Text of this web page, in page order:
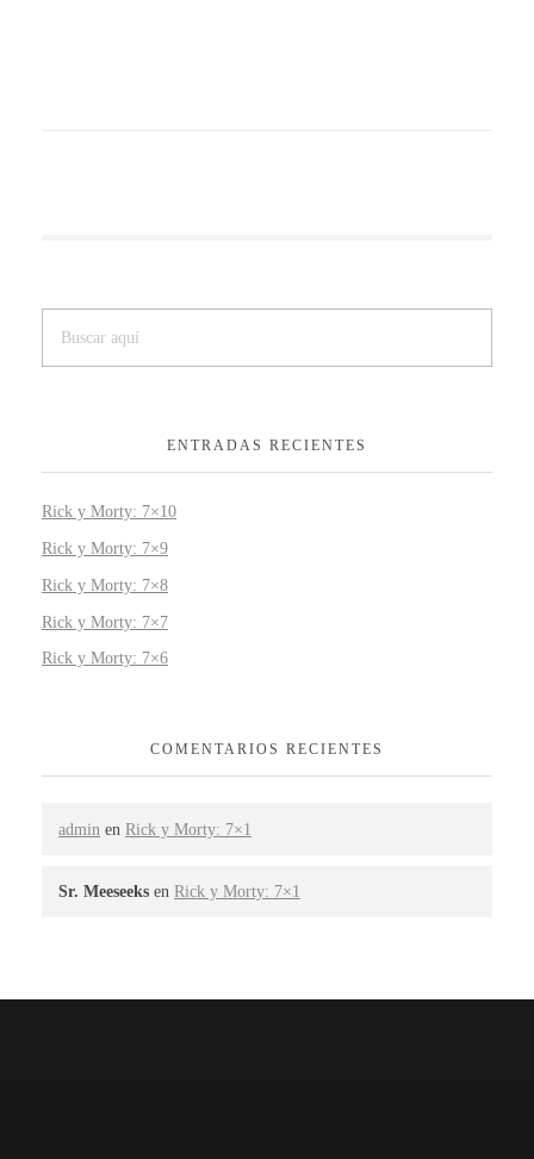
ENTRADAS RECIENTES
Rick y Morty: 7×10
Rick y Morty: 7×9
Rick y Morty: 7×8
Rick y Morty: 7×7
Rick y Morty: 7×6
COMENTARIOS RECIENTES
admin en Rick y Morty: 7×1
Sr. Meeseeks en Rick y Morty: 7×1